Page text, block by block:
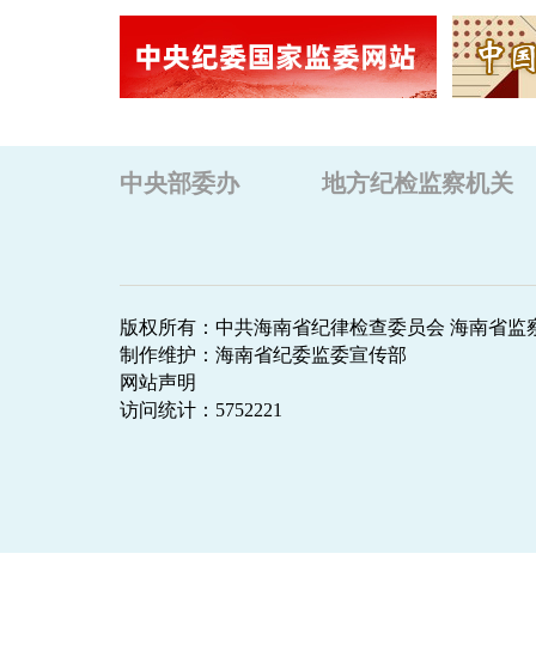
中央部委办 地方纪检监察机关
版权所有：中共海南省纪律检查委员会 海南省监
制作维护：海南省纪委监委宣传部
网站声明
访问统计： 5752221